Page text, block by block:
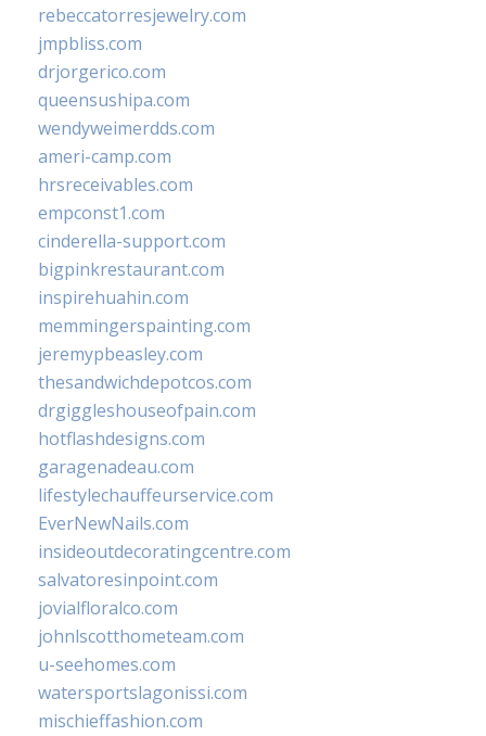
rebeccatorresjewelry.com
jmpbliss.com
drjorgerico.com
queensushipa.com
wendyweimerdds.com
ameri-camp.com
hrsreceivables.com
empconst1.com
cinderella-support.com
bigpinkrestaurant.com
inspirehuahin.com
memmingerspainting.com
jeremypbeasley.com
thesandwichdepotcos.com
drgiggleshouseofpain.com
hotflashdesigns.com
garagenadeau.com
lifestylechauffeurservice.com
EverNewNails.com
insideoutdecoratingcentre.com
salvatoresinpoint.com
jovialfloralco.com
johnlscotthometeam.com
u-seehomes.com
watersportslagonissi.com
mischieffashion.com